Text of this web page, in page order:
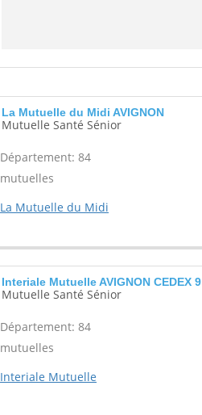
La Mutuelle du Midi AVIGNON
Mutuelle Santé Sénior
Département: 84
mutuelles
La Mutuelle du Midi
Interiale Mutuelle AVIGNON CEDEX 9
Mutuelle Santé Sénior
Département: 84
mutuelles
Interiale Mutuelle